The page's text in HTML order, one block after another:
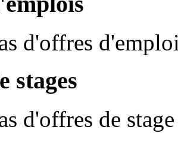
d'offres
stages
d'offres de